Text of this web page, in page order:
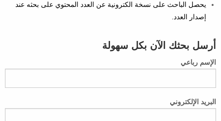
يحصل الباحث على نسخة الكترونية عن العدد المحتوي على بحثه عند
إصدار العدد.
أرسل بحثك الآن بكل سهولة
الإسم رباعي
البريد الإلكتروني